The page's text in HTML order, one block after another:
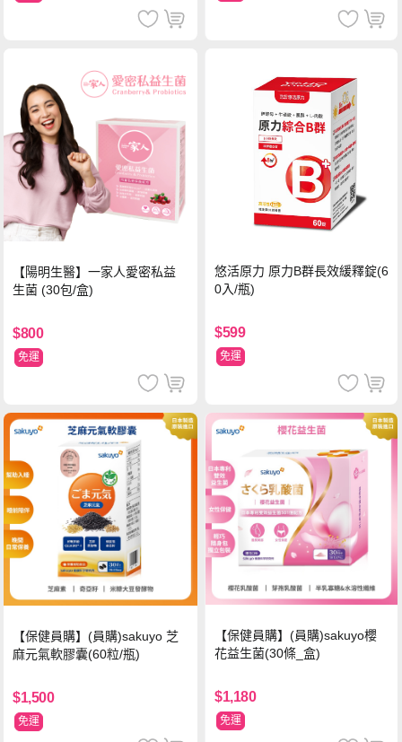
【陽明生醫】一家人愛密私益
生菌 (30包/盒)
$800
免運
悠活原力 原力B群長效緩釋錠(6
0入/瓶)
$599
免運
【保健員購】(員購)sakuyo 芝
麻元氣軟膠囊(60粒/瓶)
$1,500
免運
【保健員購】(員購)sakuyo櫻
花益生菌(30條_盒)
$1,180
免運